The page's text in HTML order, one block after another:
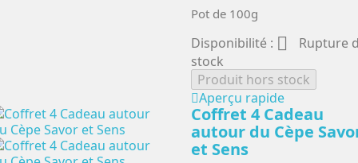
Pot de 100g
Disponibilité : 
Rupture
stock
Produit hors stock
Aperçu rapide
Coffret 4 Cadeau
autour du Cèpe
et Sens